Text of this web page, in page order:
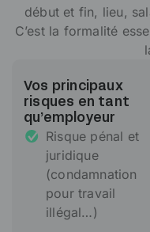
début et fin, lieu,
C’est la formalité
Vos principaux
risques en tant
qu’employeur
Risque pénal et
juridique
(condamnation
pour travail
illégal…)